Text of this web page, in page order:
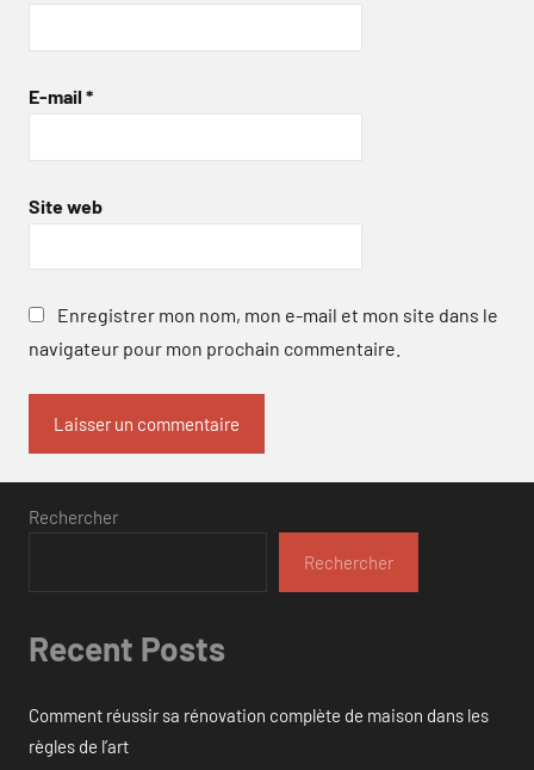
E-mail *
Site web
Enregistrer mon nom, mon e-mail et mon site dans le
navigateur pour mon prochain commentaire.
Rechercher
Rechercher
Recent Posts
Comment réussir sa rénovation complète de maison dans les
règles de l’art